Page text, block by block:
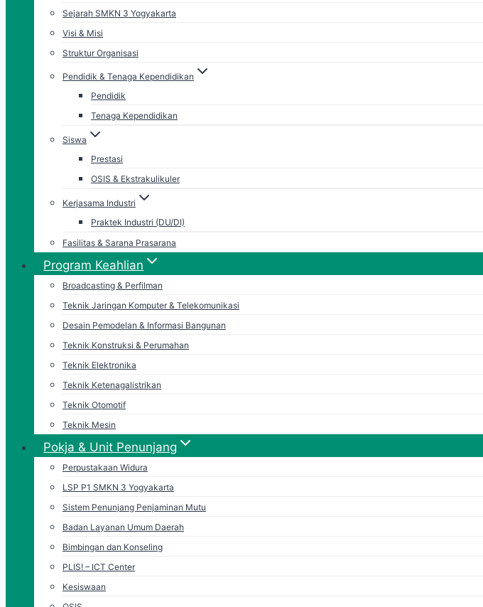
Sejarah SMKN 3 Yogyakarta
Visi & Misi
Struktur Organisasi
Pendidik & Tenaga Kependidikan
Pendidik
Tenaga Kependidikan
Siswa
Prestasi
OSIS & Ekstrakulikuler
Kerjasama Industri
Praktek Industri (DU/DI)
Fasilitas & Sarana Prasarana
Program Keahlian
Broadcasting & Perfilman
Teknik Jaringan Komputer & Telekomunikasi
Desain Pemodelan & Informasi Bangunan
Teknik Konstruksi & Perumahan
Teknik Elektronika
Teknik Ketenagalistrikan
Teknik Otomotif
Teknik Mesin
Pokja & Unit Penunjang
Perpustakaan Widura
LSP P1 SMKN 3 Yogyakarta
Sistem Penunjang Penjaminan Mutu
Badan Layanan Umum Daerah
Bimbingan dan Konseling
PLIS! – ICT Center
Kesiswaan